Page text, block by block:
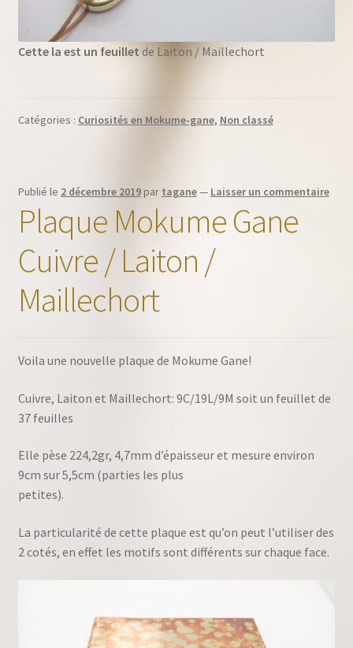
Cette la est un feuillet de Laiton / Maillechort
Catégories : Curiosités en Mokume-gane, Non classé
Publié le 2 décembre 2019 par tagane— Laisser un commentaire
Plaque Mokume Gane
Cuivre / Laiton /
Maillechort
Voila une nouvelle plaque de Mokume Gane!
Cuivre, Laiton et Maillechort: 9C/19L/9M soit un feuillet de
37 feuilles
Elle pèse 224,2gr, 4,7mm d’épaisseur et mesure environ
9cm sur 5,5cm (parties les plus
petites).
La particularité de cette plaque est qu’on peut l’utiliser des
2 cotés, en effet les motifs sont différents sur chaque face.